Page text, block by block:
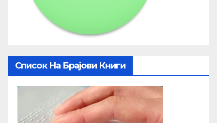
Список На Брајови Книги